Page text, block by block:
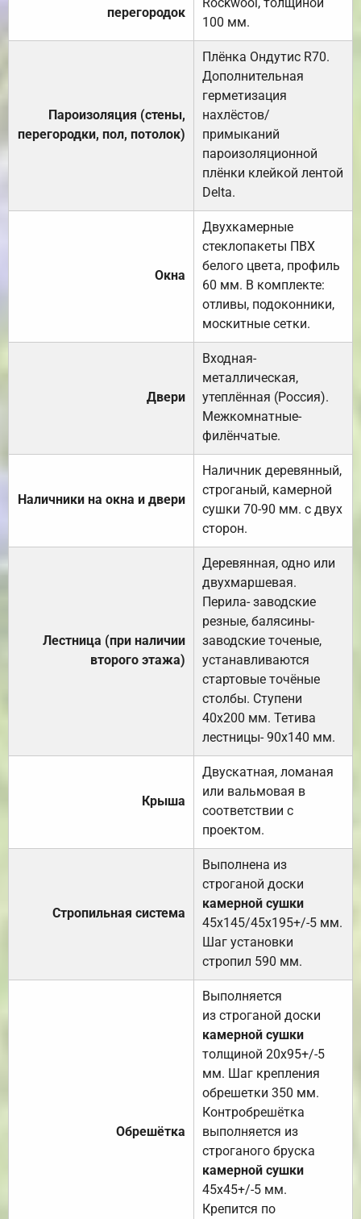
перегородок
100 мм.
Пароизоляция (стены,
перегородки, пол, потолок)
Плёнка Ондутис R70.
Дополнительная
герметизация
нахлёстов/
примыканий
пароизоляционной
плёнки клейкой лентой
Delta.
Окна
Двухкамерные
стеклопакеты ПВХ
белого цвета, профиль
60 мм. В комплекте:
отливы, подоконники,
москитные сетки.
Двери
Входная-
металлическая,
утеплённая (Россия).
Межкомнатные-
филёнчатые.
Наличники на окна и двери
Наличник деревянный,
строганый, камерной
сушки 70-90 мм. с двух
сторон.
Лестница (при наличии
второго этажа)
Деревянная, одно или
двухмаршевая.
Перила- заводские
резные, балясины-
заводские точеные,
устанавливаются
стартовые точёные
столбы. Ступени
40х200 мм. Тетива
лестницы- 90х140 мм.
Крыша
Двускатная, ломаная
или вальмовая в
соответствии с
проектом.
Стропильная система
Выполнена из
строганой доски
камерной сушки
45х145/45х195+/-5 мм.
Шаг установки
стропил 590 мм.
Обрешётка
Выполняется
из строганой доски
камерной сушки
толщиной 20х95+/-5
мм. Шаг крепления
обрешетки 350 мм.
Контробрешётка
выполняется из
строганого бруска
камерной сушки
45х45+/-5 мм.
Крепится по